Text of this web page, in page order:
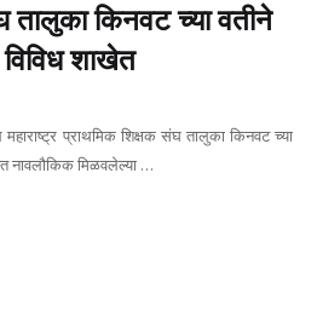
तालुका किनवट च्या वतीने
विविध शाखेत
प्राथमिक शिक्षक संघ तालुका किनवट च्या
नावलौकिक मिळवलेल्या …